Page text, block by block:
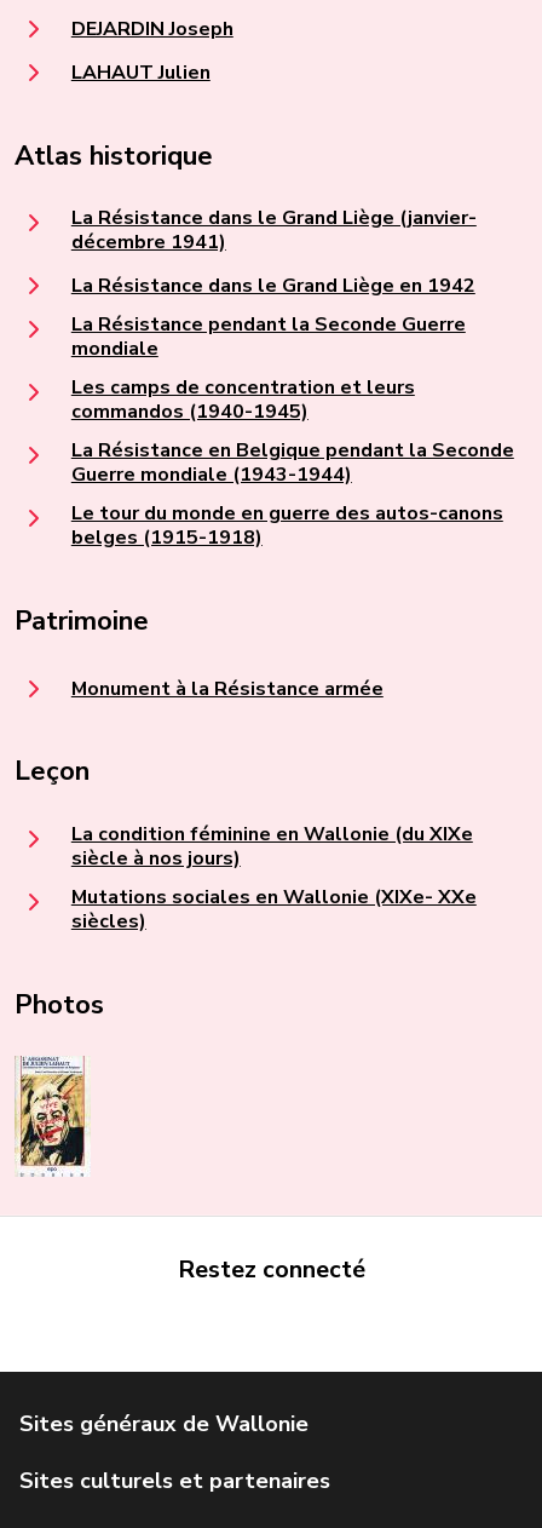
DEJARDIN Joseph
LAHAUT Julien
Atlas historique
La Résistance dans le Grand Liège (janvier-
décembre 1941)
La Résistance dans le Grand Liège en 1942
La Résistance pendant la Seconde Guerre
mondiale
Les camps de concentration et leurs
commandos (1940-1945)
La Résistance en Belgique pendant la Seconde
Guerre mondiale (1943-1944)
Le tour du monde en guerre des autos-canons
belges (1915-1918)
Patrimoine
Monument à la Résistance armée
Leçon
La condition féminine en Wallonie (du XIXe
siècle à nos jours)
Mutations sociales en Wallonie (XIXe- XXe
siècles)
Photos
Restez connecté
Service public de Wallonie